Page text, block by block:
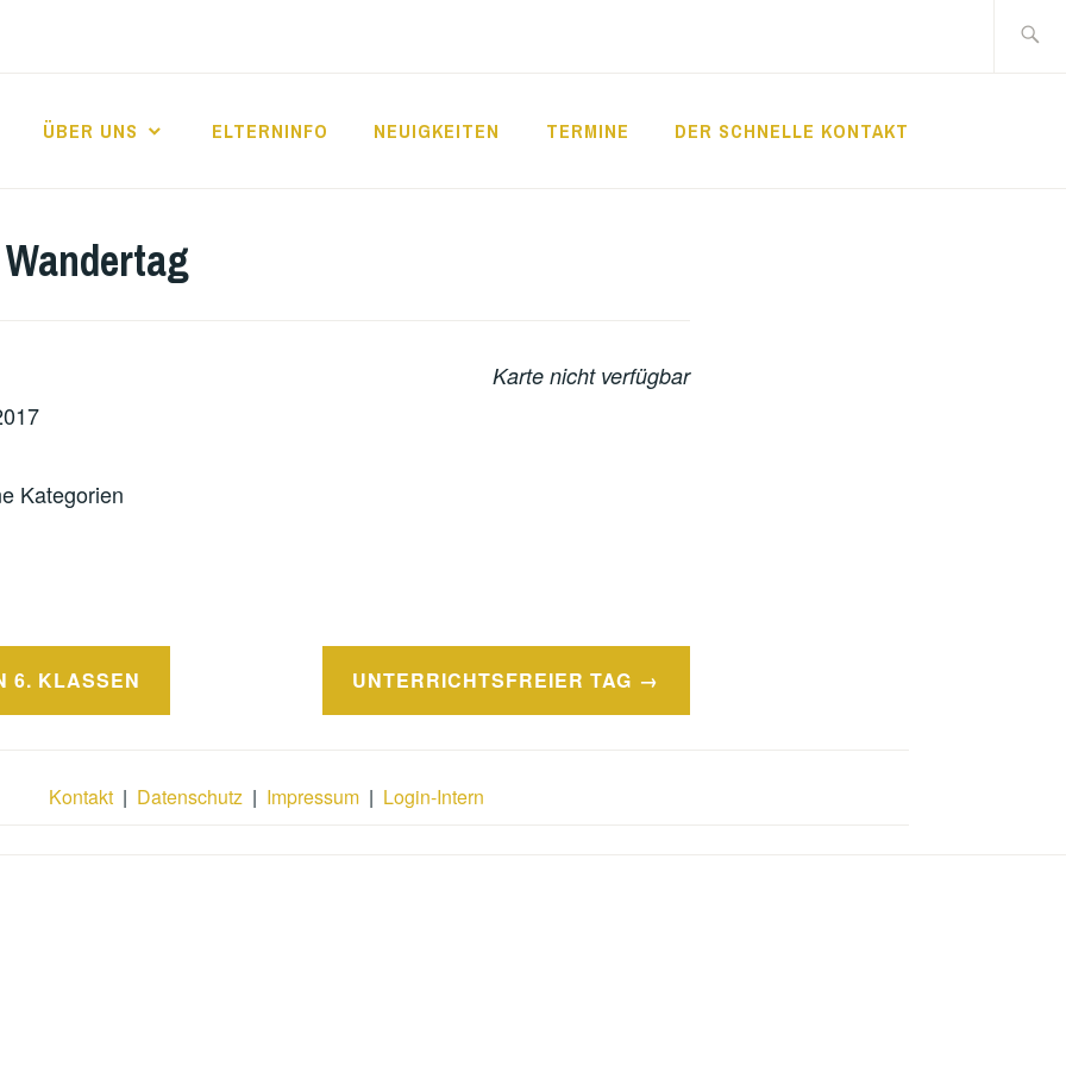
nach:
ÜBER UNS ELTERNINFO NEUIGKEITEN TERMINE DER SCHNELLE KONTAKT
Karte nicht verfügbar
Kategorien
6. KLASSEN UNTERRICHTSFREIER TAG
Kontakt | Datenschutz | Impressum | Login-Intern